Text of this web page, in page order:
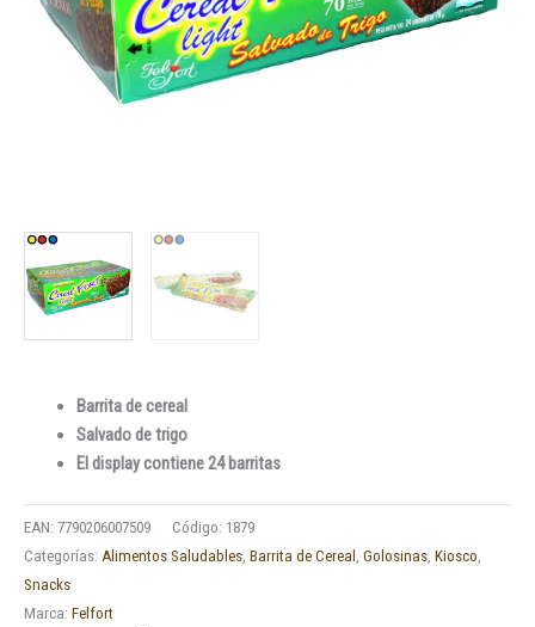
Barrita de cereal
Salvado de trigo
El display contiene 24 barritas
EAN: 7790206007509 Código: 1879
Categorías: Alimentos Saludables Barrita de Cereal Golosinas Kiosco
Snacks
Marca: Felfort